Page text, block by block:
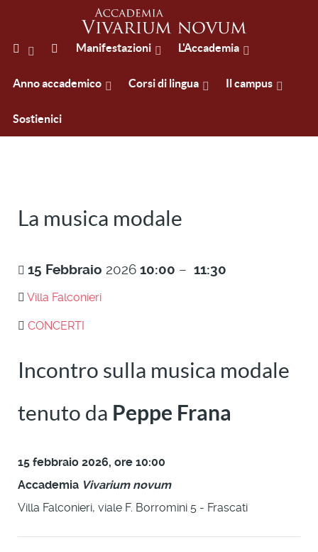
Manifestazioni L'Accademia
Anno accademico Corsi di lingua Il campus
Sostienici
La musica modale
15 Febbraio 2026 10:00 – 11:30
Villa Falconieri
CONCERTI
Incontro sulla musica modale
tenuto da Peppe Frana
15 febbraio 2026, ore 10:00
Accademia Vivarium novum
Villa Falconieri, viale F. Borromini 5 - Frascati